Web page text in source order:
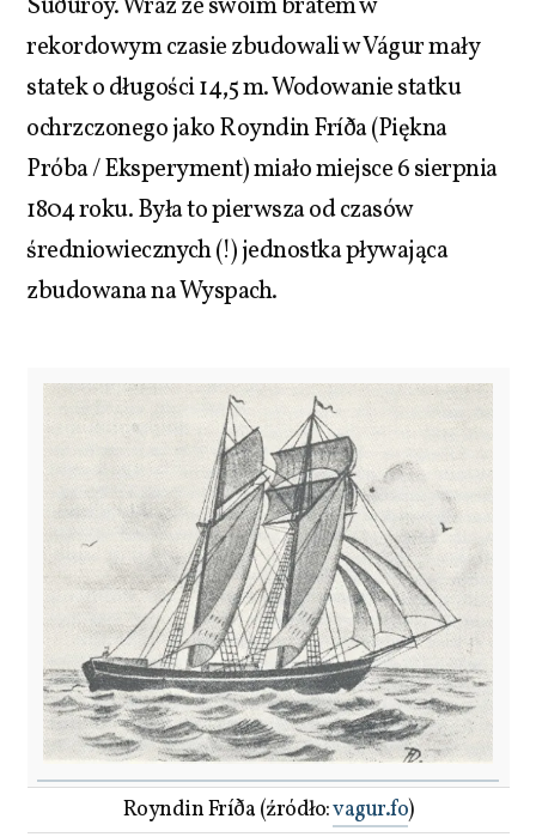
Suðuroy. Wraz ze swoim bratem w
rekordowym czasie zbudowali w Vágur mały
statek o długości 14,5 m. Wodowanie statku
ochrzczonego jako Royndin Fríða (Piękna
Próba / Eksperyment) miało miejsce 6 sierpnia
1804 roku. Była to pierwsza od czasów
średniowiecznych (!) jednostka pływająca
zbudowana na Wyspach.
Royndin Fríða (źródło:vagur.fo)